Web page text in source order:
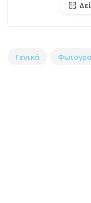
Γενικά